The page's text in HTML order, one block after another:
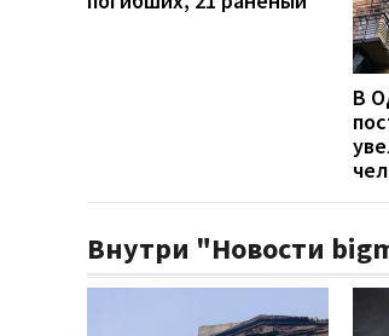
В
Внутри "Новости